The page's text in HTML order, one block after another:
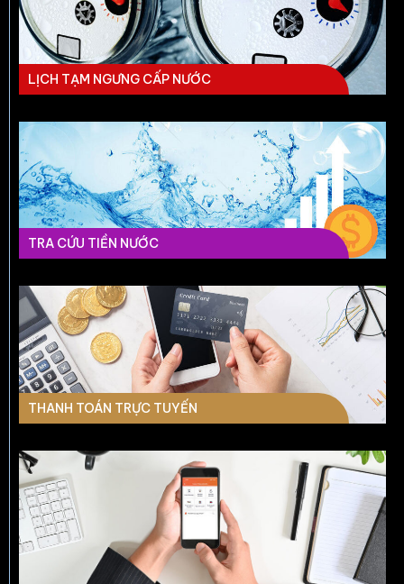
LỊCH TẠM NGƯNG CẤP NƯỚC
TRA CỨU TIỀN NƯỚC
THANH TOÁN TRỰC TUYẾN